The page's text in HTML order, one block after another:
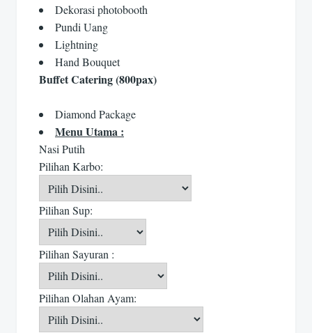
Dekorasi photobooth
Pundi Uang
Lightning
Hand Bouquet
Buffet Catering (800pax)
Diamond Package
Menu Utama :
Nasi Putih
Pilihan Karbo:
Pilihan Sup:
Pilihan Sayuran :
Pilihan Olahan Ayam: